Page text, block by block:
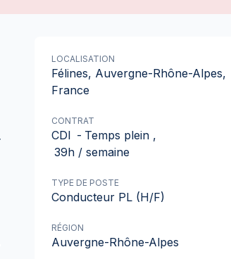
LOCALISATION
Félines, Auvergne-Rhône-Alpes,
France
CONTRAT
CDI - Temps plein ,
39h / semaine
TYPE DE POSTE
Conducteur PL (H/F)
RÉGION
Auvergne-Rhône-Alpes